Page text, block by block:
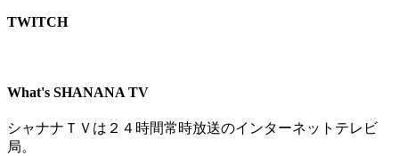
TWITCH​
What's SHANANA TV
シャナナＴＶは２４時間常時放送のインターネットテレビ
局。